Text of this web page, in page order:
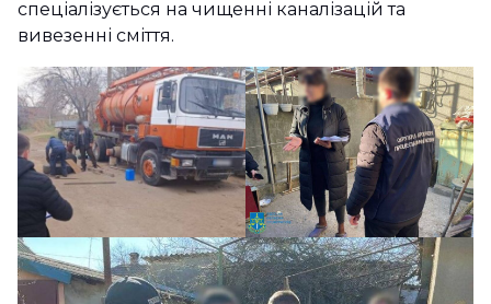
спеціалізується на чищенні каналізацій та
вивезенні сміття.